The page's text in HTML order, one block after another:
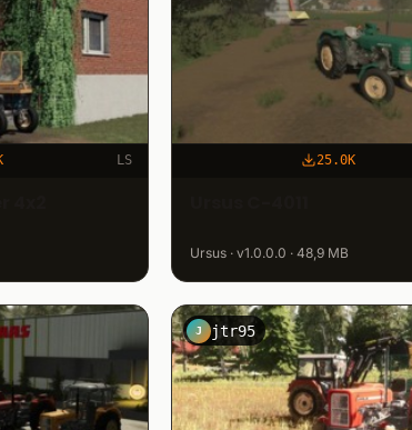
LS 25.0K
Ursus · v1.0.0.0 · 48,9 MB
J jtr95